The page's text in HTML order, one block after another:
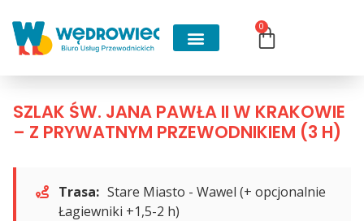
0
SZLAK ŚW. JANA PAWŁA II W KRAKOWIE
– Z PRYWATNYM PRZEWODNIKIEM (3 H)
Trasa: Stare Miasto - Wawel (+ opcjonalnie
Łagiewniki +1,5-2 h)